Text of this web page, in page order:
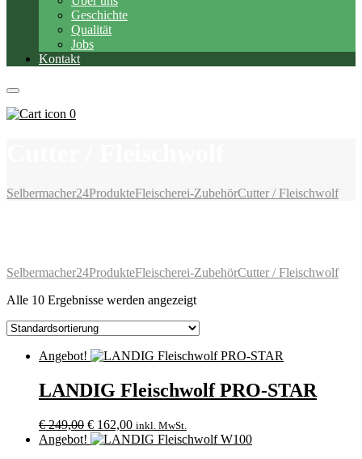
Geschichte
Qualität
Jobs
Kontakt
0
Selbermacher24ProdukteFleischerei-ZubehörCutter / Fleischwolf
Selbermacher24ProdukteFleischerei-ZubehörCutter / Fleischwolf
Alle 10 Ergebnisse werden angezeigt
Angebot!
LANDIG Fleischwolf PRO-STAR
€249,00 Ursprünglicher
Preis
€ 162,00Aktueller
Preis
inkl. MwSt.
Angebot!